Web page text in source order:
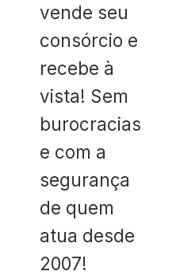
vende seu
consórcio e
recebe à
vista! Sem
burocracias
e com a
segurança
de quem
atua desde
2007!